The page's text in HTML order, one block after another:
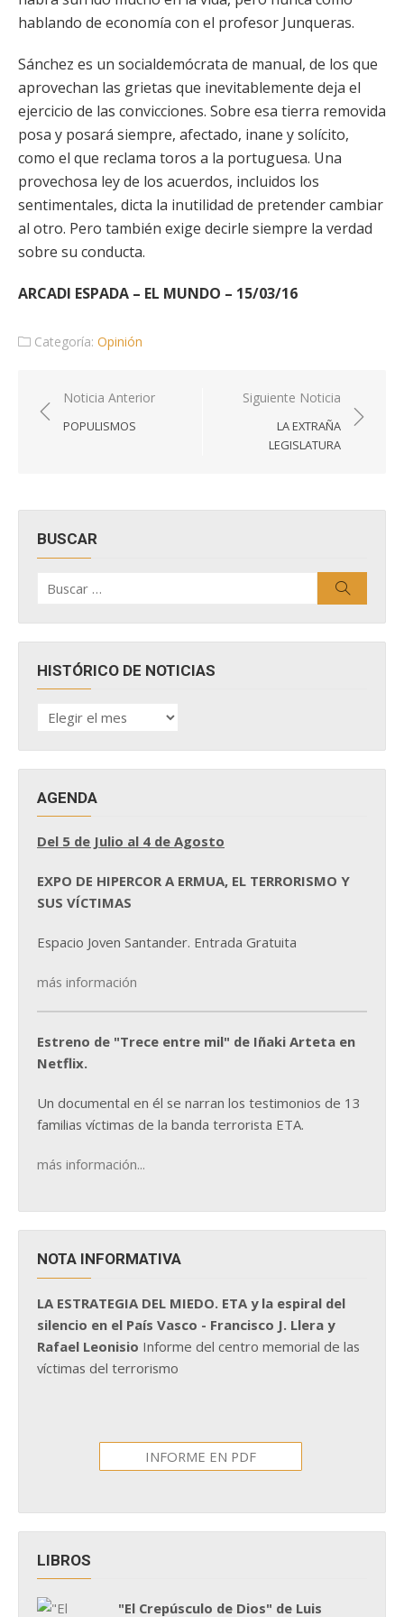
hablando de economía con el profesor Junqueras.
Sánchez es un socialdemócrata de manual, de los que
aprovechan las grietas que inevitablemente deja el
ejercicio de las convicciones. Sobre esa tierra removida
posa y posará siempre, afectado, inane y solícito,
como el que reclama toros a la portuguesa. Una
provechosa ley de los acuerdos, incluidos los
sentimentales, dicta la inutilidad de pretender cambiar
al otro. Pero también exige decirle siempre la verdad
sobre su conducta.
ARCADI ESPADA – EL MUNDO – 15/03/16
Categoría: Opinión
Navegación
de
Noticia Anterior
POPULISMOS
Siguiente Noticia
LA EXTRAÑA
LEGISLATURA
BUSCAR
por:
HISTÓRICO DE NOTICIAS
HISTÓRICO
DE
AGENDA
Del 5 de Julio al 4 de Agosto
EXPO DE HIPERCOR A ERMUA, EL TERRORISMO Y
SUS VÍCTIMAS
Espacio Joven Santander. Entrada Gratuita
más información
Estreno de "Trece entre mil" de Iñaki Arteta en
Netflix.
Un documental en él se narran los testimonios de 13
familias víctimas de la banda terrorista ETA.
más información...
NOTA INFORMATIVA
LA ESTRATEGIA DEL MIEDO. ETA y la espiral del
silencio en el País Vasco - Francisco J. Llera y
Rafael Leonisio Informe del centro memorial de las
víctimas del terrorismo
INFORME EN PDF
LIBROS
"El Crepúsculo de Dios" de Luis